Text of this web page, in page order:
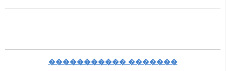
����������� �������